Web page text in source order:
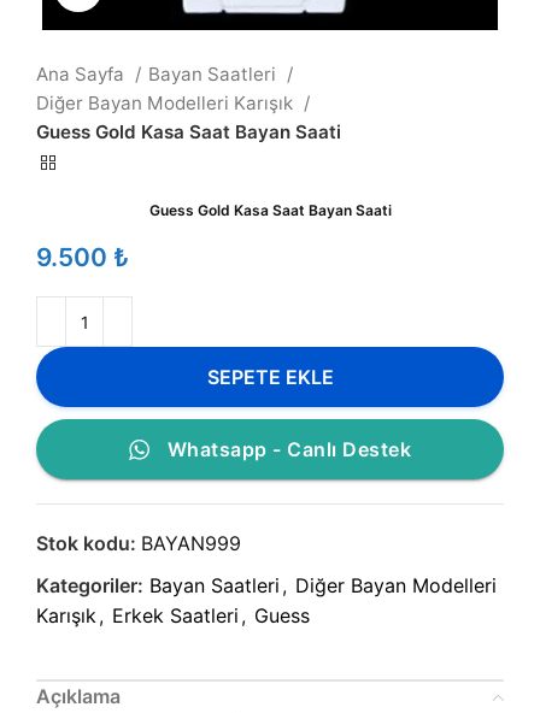
Ana Sayfa
Bayan Saatleri
Diğer Bayan Modelleri Karışık
Guess Gold Kasa Saat Bayan Saati
Guess Gold Kasa Saat Bayan Saati
₺
SEPETE EKLE
Whatsapp - Canlı Destek
Stok kodu: BAYAN999
Kategoriler: Bayan Saatleri , Diğer Bayan Modelleri
Karışık, Erkek Saatleri , Guess
Açıklama